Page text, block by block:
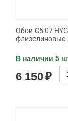
Обои C5 07
флизелиновые
В наличии 5
6 150₽